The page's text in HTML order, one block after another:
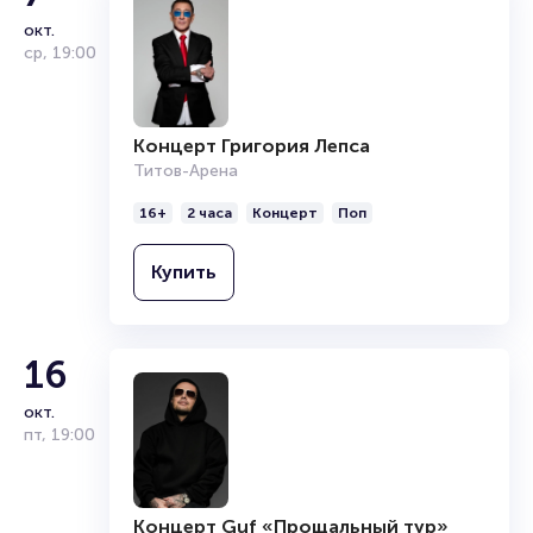
Продать билет
Брокерам
окт.
ср, 19:00
Концерт Григория Лепса
Титов-Арена
16+ 2 часа Концерт Поп
Купить
16
окт.
пт, 19:00
Концерт Guf «Прощальный тур»